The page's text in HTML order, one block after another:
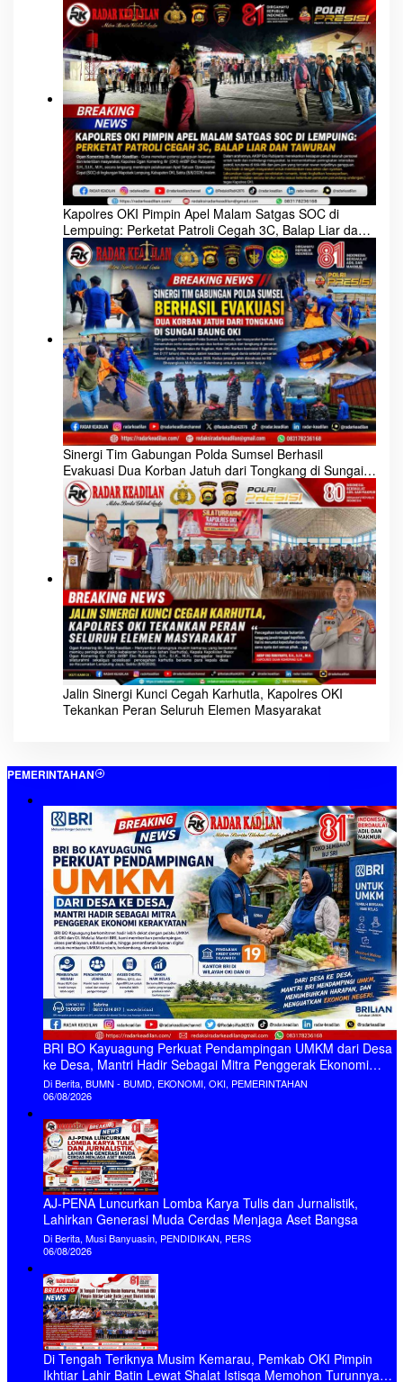
Kapolres OKI Pimpin Apel Malam Satgas SOC di
Lempuing: Perketat Patroli Cegah 3C, Balap Liar dan
Tawuran
Sinergi Tim Gabungan Polda Sumsel Berhasil
Evakuasi Dua Korban Jatuh dari Tongkang di Sungai
Baung OKI
Jalin Sinergi Kunci Cegah Karhutla, Kapolres OKI
Tekankan Peran Seluruh Elemen Masyarakat
PEMERINTAHAN
BRI BO Kayuagung Perkuat Pendampingan UMKM dari Desa
ke Desa, Mantri Hadir Sebagai Mitra Penggerak Ekonomi
Kerakyatan
Di Berita, BUMN - BUMD, EKONOMI, OKI, PEMERINTAHAN
06/08/2026
AJ-PENA Luncurkan Lomba Karya Tulis dan Jurnalistik,
Lahirkan Generasi Muda Cerdas Menjaga Aset Bangsa
Di Berita, Musi Banyuasin, PENDIDIKAN, PERS
06/08/2026
Di Tengah Teriknya Musim Kemarau, Pemkab OKI Pimpin
Ikhtiar Lahir Batin Lewat Shalat Istisqa Memohon Turunnya